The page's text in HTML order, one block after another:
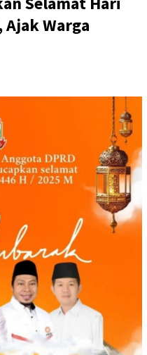
Warga